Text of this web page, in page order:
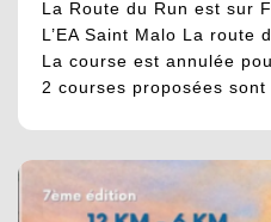
La Route du Run est sur
L’EA Saint Malo La route
La course est annulée
2 courses proposées